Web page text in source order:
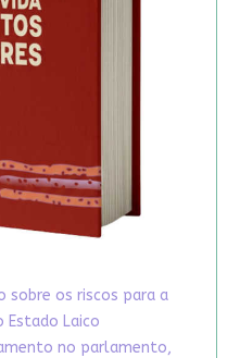
os riscos para a
Estado Laico
no parlamento,